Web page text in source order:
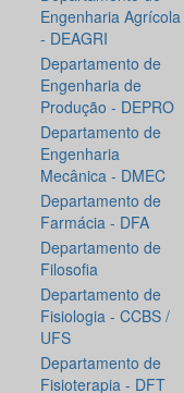
Engenharia Agrícola
- DEAGRI
Departamento de
Engenharia de
Produção - DEPRO
Departamento de
Engenharia
Mecânica - DMEC
Departamento de
Farmácia - DFA
Departamento de
Filosofia
Departamento de
Fisiologia - CCBS /
UFS
Departamento de
Fisioterapia - DFT